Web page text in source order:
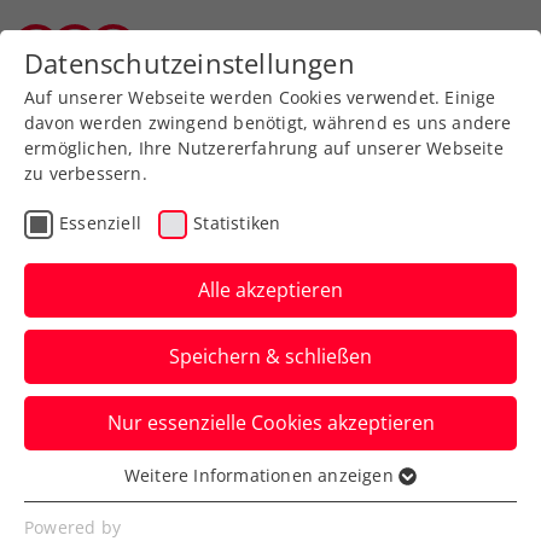
Turniere filtern
Suchen
Datenschutzeinstellungen
Auf unserer Webseite werden Cookies verwendet. Einige
davon werden zwingend benötigt, während es uns andere
ermöglichen, Ihre Nutzererfahrung auf unserer Webseite
zu verbessern.
Essenziell Statistiken
Alle akzeptieren
Speichern & schließen
Nur essenzielle Cookies akzeptieren
Essenziell
Essenzielle Cookies werden für grundlegende
Weitere Informationen anzeigen
Powered by